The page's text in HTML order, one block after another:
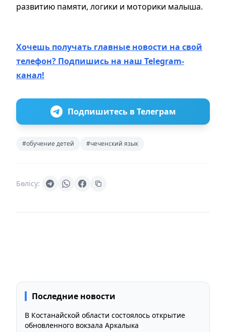
развитию памяти, логики и моторики малыша.
Хочешь получать главные новости на свой
телефон? Подпишись на наш Telegram-
канал!
Подпишитесь в Телеграм
#обучение детей #чеченский язык
Бөлісу:
Последние новости
В Костанайской области состоялось открытие
обновленного вокзала Аркалыка